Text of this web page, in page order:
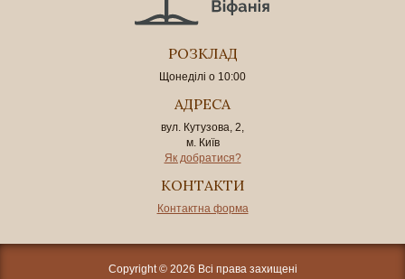
РОЗКЛАД
Щонеділі о 10:00
АДРЕСА
вул. Кутузова, 2,
м. Київ
Як добратися?
КОНТАКТИ
Контактна форма
Copyright © 2026 Всі права захищені